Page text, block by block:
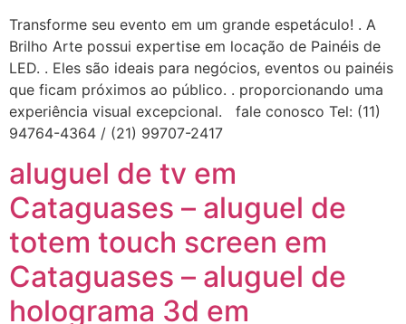
Transforme seu evento em um grande espetáculo! . A
Brilho Arte possui expertise em locação de Painéis de
LED. . Eles são ideais para negócios, eventos ou painéis
que ficam próximos ao público. . proporcionando uma
experiência visual excepcional. fale conosco Tel: (11)
94764-4364 / (21) 99707-2417
aluguel de tv em
Cataguases – aluguel de
totem touch screen em
Cataguases – aluguel de
holograma 3d em